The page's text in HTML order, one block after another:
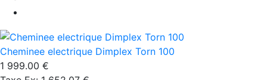
Cheminee electrique Dimplex Torn 100
1 999.00 €